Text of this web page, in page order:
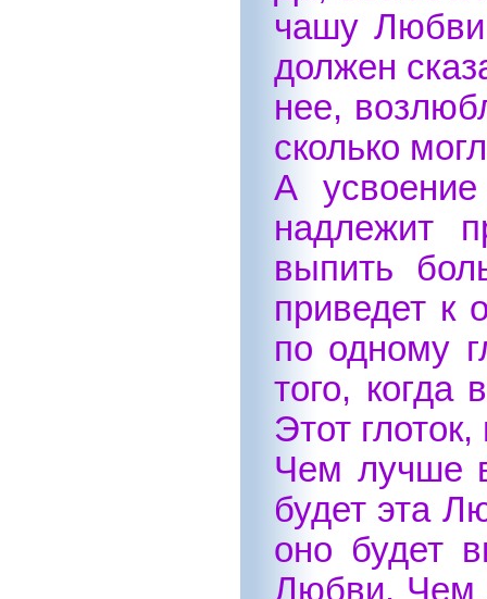
чашу
должен
нее,
сколько
А
надлежит
выпить
приведет к
по одному
того, когда
Этот
Чем лучше
будет эта
оно будет
Любви. Чем